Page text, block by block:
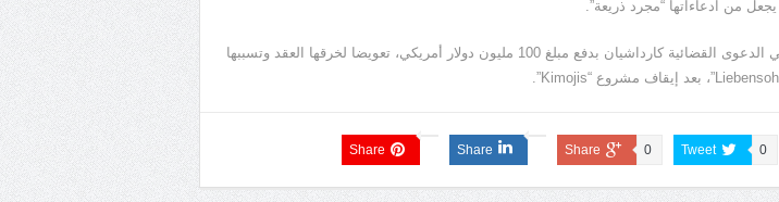
من ادعاءاتها “مجرد ذريعة”.
وتطالب الشركة في الدعوى القضائية كارداشيان بدفع مبلغ 100 مليون دولار أمريكي، تعويضا لخرقها العقد وتسببها
Tweet 0
Share 0
Share
Share